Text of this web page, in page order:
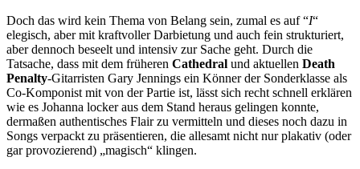
Doch das wird kein Thema von Belang sein, zumal es auf “I“
elegisch, aber mit kraftvoller Darbietung und auch fein strukturiert,
aber dennoch beseelt und intensiv zur Sache geht. Durch die
Tatsache, dass mit dem früheren Cathedral und aktuellen Death
Penalty-Gitarristen Gary Jennings ein Könner der Sonderklasse als
Co-Komponist mit von der Partie ist, lässt sich recht schnell erklären
wie es Johanna locker aus dem Stand heraus gelingen konnte,
dermaßen authentisches Flair zu vermitteln und dieses noch dazu in
Songs verpackt zu präsentieren, die allesamt nicht nur plakativ (oder
gar provozierend) „magisch“ klingen.